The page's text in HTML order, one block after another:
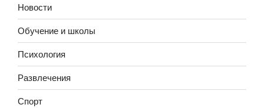
Новости
Обучение и школы
Психология
Развлечения
Спорт